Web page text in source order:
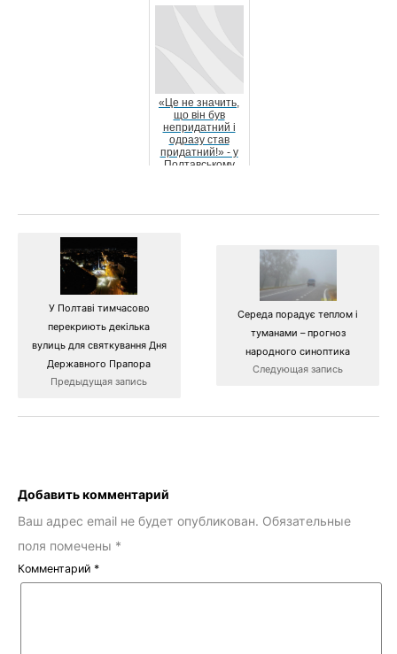
«Це не значить,
що він був
непридатний і
одразу став
придатний!» - у
Полтавському
У Полтаві тимчасово
перекриють декілька
вулиць для святкування Дня
Державного Прапора
Предыдущая запись
Середа порадує теплом і
туманами – прогноз
народного синоптика
Следующая запись
Добавить комментарий
Ваш адрес email не будет опубликован. Обязательные
поля помечены *
Комментарий *